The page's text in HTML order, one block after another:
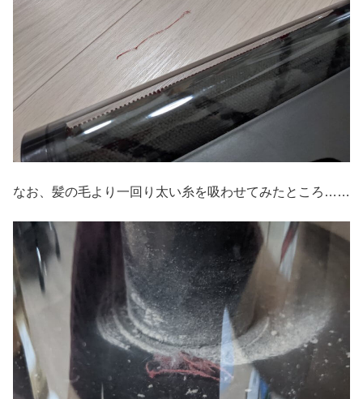
なお、髪の毛より一回り太い糸を吸わせてみたところ……